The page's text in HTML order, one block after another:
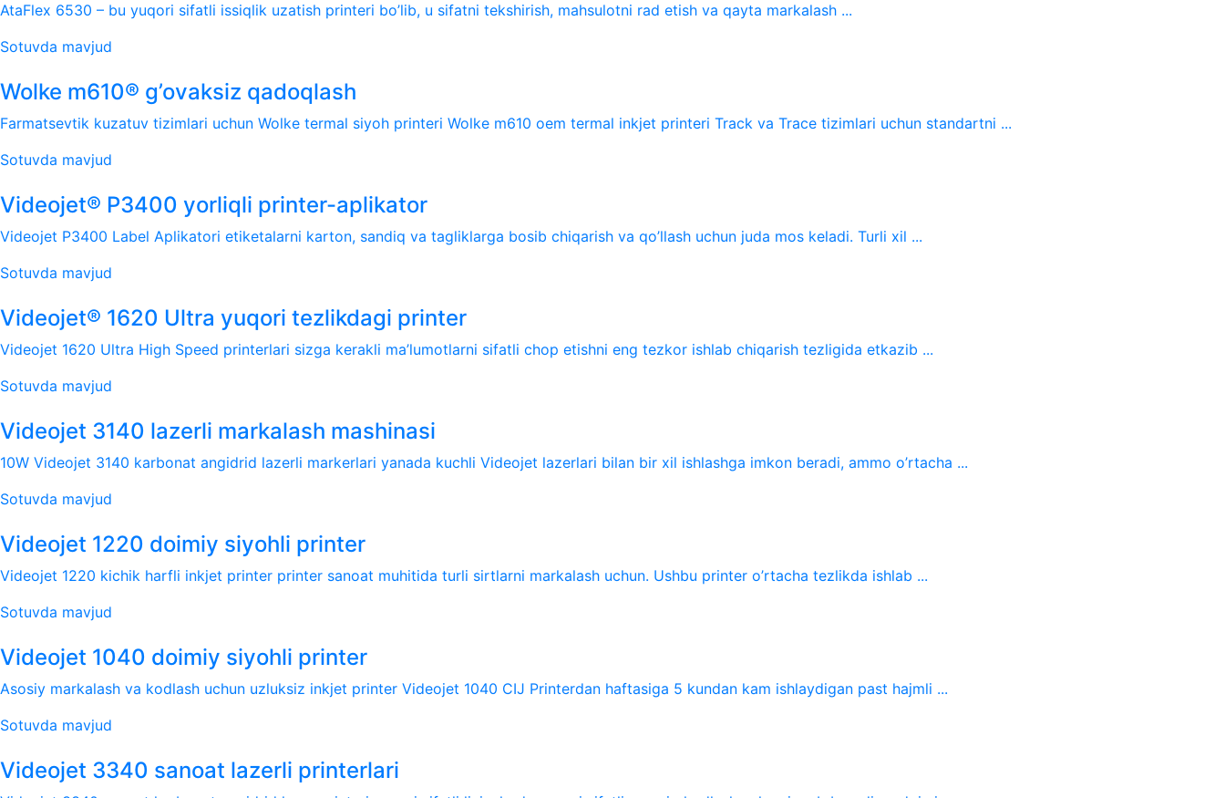
AtaFlex 6530 – bu yuqori sifatli issiqlik uzatish printeri bo’lib, u sifatni tekshirish, mahsulotni rad etish va qayta markalash ...
Sotuvda mavjud
Wolke m610® g’ovaksiz qadoqlash
Farmatsevtik kuzatuv tizimlari uchun Wolke termal siyoh printeri Wolke m610 oem termal inkjet printeri Track va Trace tizimlari uchun standartni ...
Sotuvda mavjud
Videojet® P3400 yorliqli printer-aplikator
Videojet P3400 Label Aplikatori etiketalarni karton, sandiq va tagliklarga bosib chiqarish va qo’llash uchun juda mos keladi. Turli xil ...
Sotuvda mavjud
Videojet® 1620 Ultra yuqori tezlikdagi printer
Videojet 1620 Ultra High Speed ​​printerlari sizga kerakli ma’lumotlarni sifatli chop etishni eng tezkor ishlab chiqarish tezligida etkazib ...
Sotuvda mavjud
Videojet 3140 lazerli markalash mashinasi
10W Videojet 3140 karbonat angidrid lazerli markerlari yanada kuchli Videojet lazerlari bilan bir xil ishlashga imkon beradi, ammo o’rtacha ...
Sotuvda mavjud
Videojet 1220 doimiy siyohli printer
Videojet 1220 kichik harfli inkjet printer printer sanoat muhitida turli sirtlarni markalash uchun. Ushbu printer o’rtacha tezlikda ishlab ...
Sotuvda mavjud
Videojet 1040 doimiy siyohli printer
Asosiy markalash va kodlash uchun uzluksiz inkjet printer Videojet 1040 CIJ Printerdan haftasiga 5 kundan kam ishlaydigan past hajmli ...
Sotuvda mavjud
Videojet 3340 sanoat lazerli printerlari